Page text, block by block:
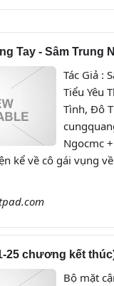
Tay - Sâm Trung
Tác Giả :
Tiểu Yêu
Tình, Đô
Ngocmc
kể về cô gái vụng
25 chương kết
Bộ mặt